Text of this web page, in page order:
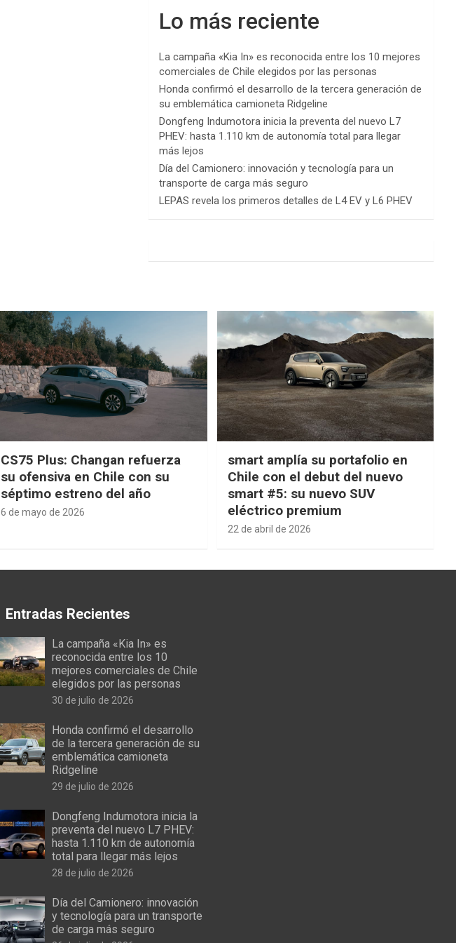
Lo más reciente
La campaña «Kia In» es reconocida entre los 10 mejores
comerciales de Chile elegidos por las personas
Honda confirmó el desarrollo de la tercera generación de
su emblemática camioneta Ridgeline
Dongfeng Indumotora inicia la preventa del nuevo L7
PHEV: hasta 1.110 km de autonomía total para llegar
más lejos
Día del Camionero: innovación y tecnología para un
transporte de carga más seguro
LEPAS revela los primeros detalles de L4 EV y L6 PHEV
CS75 Plus: Changan refuerza
su ofensiva en Chile con su
séptimo estreno del año
6 de mayo de 2026
smart amplía su portafolio en
Chile con el debut del nuevo
smart #5: su nuevo SUV
eléctrico premium
22 de abril de 2026
Entradas Recientes
La campaña «Kia In» es
reconocida entre los 10
mejores comerciales de Chile
elegidos por las personas
30 de julio de 2026
Honda confirmó el desarrollo
de la tercera generación de su
emblemática camioneta
Ridgeline
29 de julio de 2026
Dongfeng Indumotora inicia la
preventa del nuevo L7 PHEV:
hasta 1.110 km de autonomía
total para llegar más lejos
28 de julio de 2026
Día del Camionero: innovación
y tecnología para un transporte
de carga más seguro